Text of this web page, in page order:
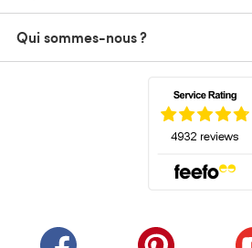
Qui sommes-nous ?
(s'ouvre dans un nouvel
(s'ouvre dans